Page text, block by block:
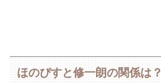
ほのぴすと修一朗の関係は？